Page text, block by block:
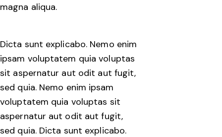
magna aliqua.
Dicta sunt explicabo. Nemo enim
ipsam voluptatem quia voluptas
sit aspernatur aut odit aut fugit,
sed quia. Nemo enim ipsam
voluptatem quia voluptas sit
aspernatur aut odit aut fugit,
sed quia. Dicta sunt explicabo.